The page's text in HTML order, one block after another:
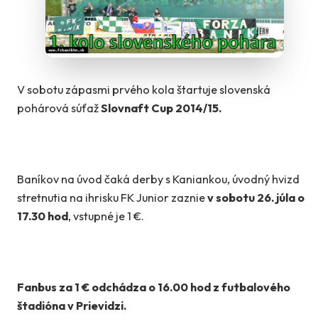
V sobotu zápasmi prvého kola štartuje slovenská
pohárová súťažSlovnaft Cup 2014/15.
Baníkov na úvod čaká derby s Kaniankou, úvodný hvizd
stretnutia na ihrisku FK Junior zazniev sobotu 26. júla o
17.30 hod, vstupné je 1 €.
Fanbus za 1 € odchádza o 16.00 hod z futbalového
štadióna v Prievidzi.